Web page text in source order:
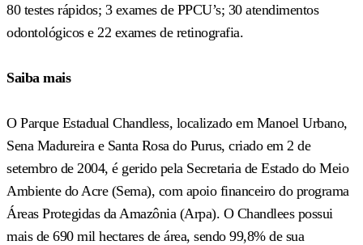
80 testes rápidos; 3 exames de PPCU’s; 30 atendimentos
odontológicos e 22 exames de retinografia.
Saiba mais
O Parque Estadual Chandless, localizado em Manoel Urbano,
Sena Madureira e Santa Rosa do Purus, criado em 2 de
setembro de 2004, é gerido pela Secretaria de Estado do Meio
Ambiente do Acre (Sema), com apoio financeiro do programa
Áreas Protegidas da Amazônia (Arpa). O Chandlees possui
mais de 690 mil hectares de área, sendo 99,8% de sua